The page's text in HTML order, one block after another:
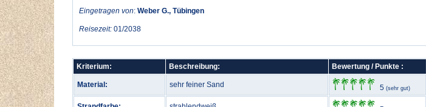
Eingetragen von: Weber G., Tübingen
Reisezeit: 01/2038
Kriterium: Beschreibung: Bewertung / Punkte :
Material: sehr feiner Sand 5 (sehr gut)